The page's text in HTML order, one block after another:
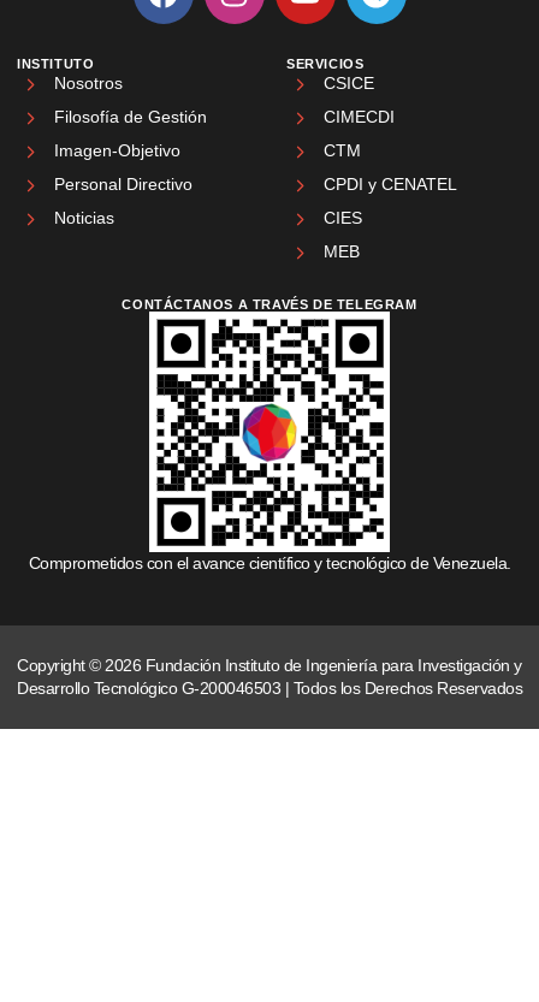
INSTITUTO
Nosotros
Filosofía de Gestión
Imagen-Objetivo
Personal Directivo
Noticias
SERVICIOS
CSICE
CIMECDI
CTM
CPDI y CENATEL
CIES
MEB
CONTÁCTANOS A TRAVÉS DE TELEGRAM
Comprometidos con el avance científico y tecnológico de Venezuela.
Copyright © 2026 Fundación Instituto de Ingeniería para Investigación y
Desarrollo Tecnológico G-200046503 | Todos los Derechos Reservados